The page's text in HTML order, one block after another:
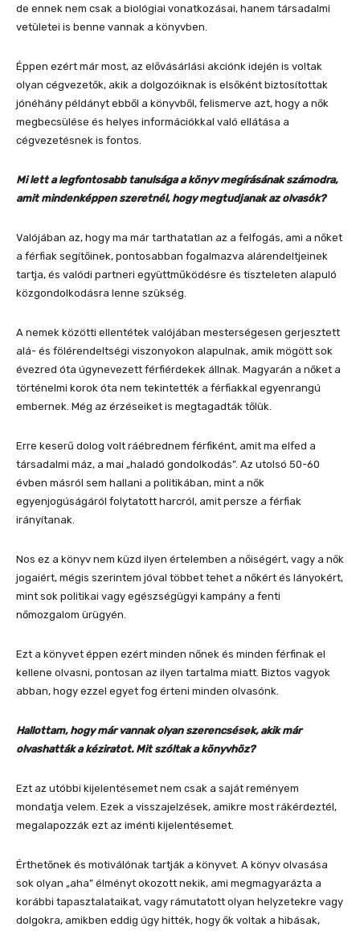
de ennek nem csak a biológiai vonatkozásai, hanem társadalmi
vetületei is benne vannak a könyvben.
Éppen ezért már most, az elővásárlási akciónk idején is voltak
olyan cégvezetők, akik a dolgozóiknak is elsőként biztosítottak
jónéhány példányt ebből a könyvből, felismerve azt, hogy a nők
megbecsülése és helyes információkkal való ellátása a
cégvezetésnek is fontos.
Mi lett a legfontosabb tanulsága a könyv megírásának számodra,
amit mindenképpen szeretnél, hogy megtudjanak az olvasók?
Valójában az, hogy ma már tarthatatlan az a felfogás, ami a nőket
a férfiak segítőinek, pontosabban fogalmazva alárendeltjeinek
tartja, és valódi partneri együttműködésre és tiszteleten alapuló
közgondolkodásra lenne szükség.
A nemek közötti ellentétek valójában mesterségesen gerjesztett
alá- és fölérendeltségi viszonyokon alapulnak, amik mögött sok
évezred óta úgynevezett férfiérdekek állnak. Magyarán a nőket a
történelmi korok óta nem tekintették a férfiakkal egyenrangú
embernek. Még az érzéseiket is megtagadták tőlük.
Erre keserű dolog volt ráébrednem férfiként, amit ma elfed a
társadalmi máz, a mai „haladó gondolkodás”. Az utolsó 50-60
évben másról sem hallani a politikában, mint a nők
egyenjogúságáról folytatott harcról, amit persze a férfiak
irányítanak.
Nos ez a könyv nem küzd ilyen értelemben a nőiségért, vagy a nők
jogaiért, mégis szerintem jóval többet tehet a nőkért és lányokért,
mint sok politikai vagy egészségügyi kampány a fenti
nőmozgalom ürügyén.
Ezt a könyvet éppen ezért minden nőnek és minden férfinak el
kellene olvasni, pontosan az ilyen tartalma miatt. Biztos vagyok
abban, hogy ezzel egyet fog érteni minden olvasónk.
Hallottam, hogy már vannak olyan szerencsések, akik már
olvashatták a kéziratot. Mit szóltak a könyvhöz?
Ezt az utóbbi kijelentésemet nem csak a saját reményem
mondatja velem. Ezek a visszajelzések, amikre most rákérdeztél,
megalapozzák ezt az iménti kijelentésemet.
Érthetőnek és motiválónak tartják a könyvet. A könyv olvasása
sok olyan „aha” élményt okozott nekik, ami megmagyarázta a
korábbi tapasztalataikat, vagy rámutatott olyan helyzetekre vagy
dolgokra, amikben eddig úgy hitték, hogy ők voltak a hibásak,